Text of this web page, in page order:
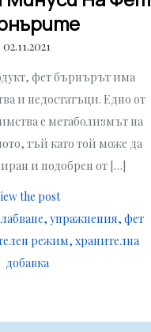
02.11.2021
фет бърнърът има
и недостатъци. Едно от
е метаболизмът на
тъй като той може да
и подобрен от […]
the post
упражнения фет
режим хранителна
добавка